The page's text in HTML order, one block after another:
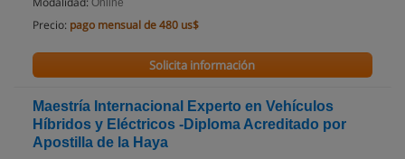
Online
Precio: pago mensual de 480 us$
Solicita información
Maestría Internacional Experto en Vehículos
Híbridos y Eléctricos -Diploma Acreditado por
Apostilla de la Haya